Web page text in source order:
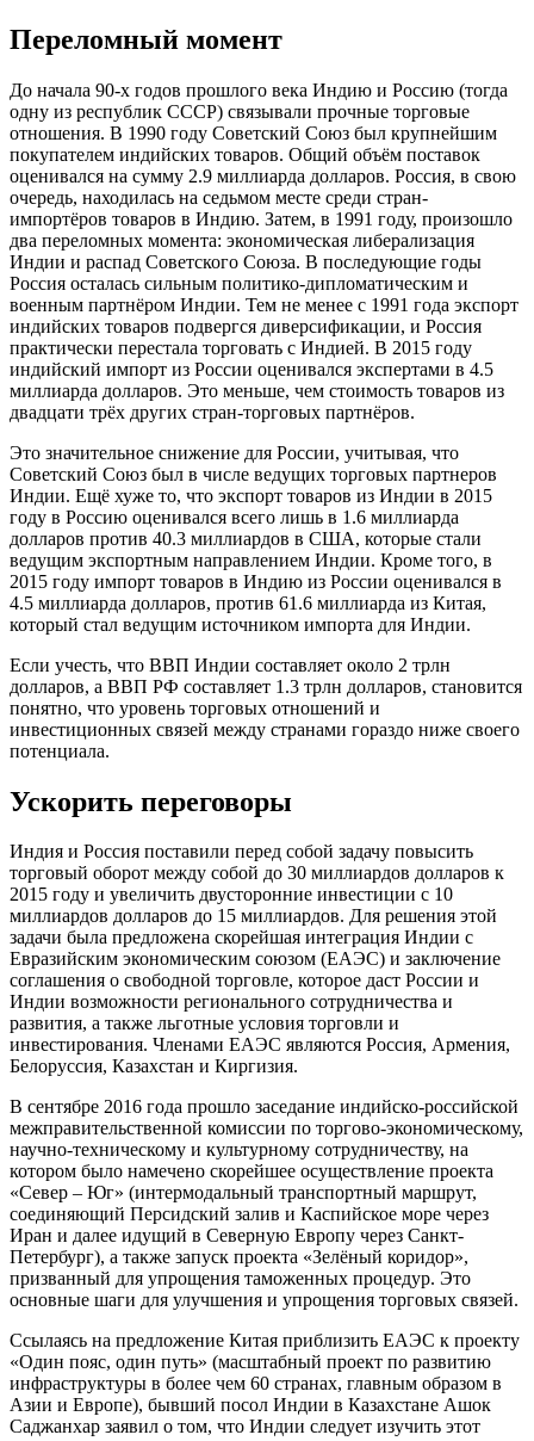
Переломный момент
До начала 90-х годов прошлого века Индию и Россию (тогда
одну из республик СССР) связывали прочные торговые
отношения. В 1990 году Советский Союз был крупнейшим
покупателем индийских товаров. Общий объём поставок
оценивался на сумму 2.9 миллиарда долларов. Россия, в свою
очередь, находилась на седьмом месте среди стран-
импортёров товаров в Индию. Затем, в 1991 году, произошло
два переломных момента: экономическая либерализация
Индии и распад Советского Союза. В последующие годы
Россия осталась сильным политико-дипломатическим и
военным партнёром Индии. Тем не менее с 1991 года экспорт
индийских товаров подвергся диверсификации, и Россия
практически перестала торговать с Индией. В 2015 году
индийский импорт из России оценивался экспертами в 4.5
миллиарда долларов. Это меньше, чем стоимость товаров из
двадцати трёх других стран-торговых партнёров.
Это значительное снижение для России, учитывая, что
Советский Союз был в числе ведущих торговых партнеров
Индии. Ещё хуже то, что экспорт товаров из Индии в 2015
году в Россию оценивался всего лишь в 1.6 миллиарда
долларов против 40.3 миллиардов в США, которые стали
ведущим экспортным направлением Индии. Кроме того, в
2015 году импорт товаров в Индию из России оценивался в
4.5 миллиарда долларов, против 61.6 миллиарда из Китая,
который стал ведущим источником импорта для Индии.
Если учесть, что ВВП Индии составляет около 2 трлн
долларов, а ВВП РФ составляет 1.3 трлн долларов, становится
понятно, что уровень торговых отношений и
инвестиционных связей между странами гораздо ниже своего
потенциала.
Ускорить переговоры
Индия и Россия поставили перед собой задачу повысить
торговый оборот между собой до 30 миллиардов долларов к
2015 году и увеличить двусторонние инвестиции с 10
миллиардов долларов до 15 миллиардов. Для решения этой
задачи была предложена скорейшая интеграция Индии с
Евразийским экономическим союзом (ЕАЭС) и заключение
соглашения о свободной торговле, которое даст России и
Индии возможности регионального сотрудничества и
развития, а также льготные условия торговли и
инвестирования. Членами ЕАЭС являются Россия, Армения,
Белоруссия, Казахстан и Киргизия.
В сентябре 2016 года прошло заседание индийско-российской
межправительственной комиссии по торгово-экономическому,
научно-техническому и культурному сотрудничеству, на
котором было намечено скорейшее осуществление проекта
«Север – Юг» (интермодальный транспортный маршрут,
соединяющий Персидский залив и Каспийское море через
Иран и далее идущий в Северную Европу через Санкт-
Петербург), а также запуск проекта «Зелёный коридор»,
призванный для упрощения таможенных процедур. Это
основные шаги для улучшения и упрощения торговых связей.
Ссылаясь на предложение Китая приблизить ЕАЭС к проекту
«Один пояс, один путь» (масштабный проект по развитию
инфраструктуры в более чем 60 странах, главным образом в
Азии и Европе), бывший посол Индии в Казахстане Ашок
Саджанхар заявил о том, что Индии следует изучить этот